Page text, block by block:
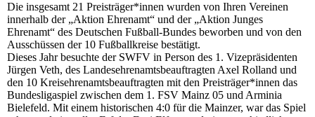
Die insgesamt 21 Preisträger*innen wurden von Ihren Vereinen
innerhalb der „Aktion Ehrenamt“ und der „Aktion Junges
Ehrenamt“ des Deutschen Fußball-Bundes beworben und von den
Ausschüssen der 10 Fußballkreise bestätigt.
Dieses Jahr besuchte der SWFV in Person des 1. Vizepräsidenten
Jürgen Veth, des Landesehrenamtsbeauftragten Axel Rolland und
den 10 Kreisehrenamtsbeauftragten mit den Preisträger*innen das
Bundesligaspiel zwischen dem 1. FSV Mainz 05 und Arminia
Bielefeld. Mit einem historischen 4:0 für die Mainzer, war das Spiel